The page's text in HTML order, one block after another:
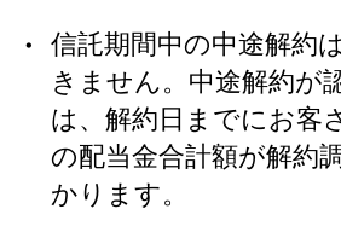
信託期間中の中途解約
きません。中途解約が
は、解約日までにお客
の配当金合計額が解約
かります。